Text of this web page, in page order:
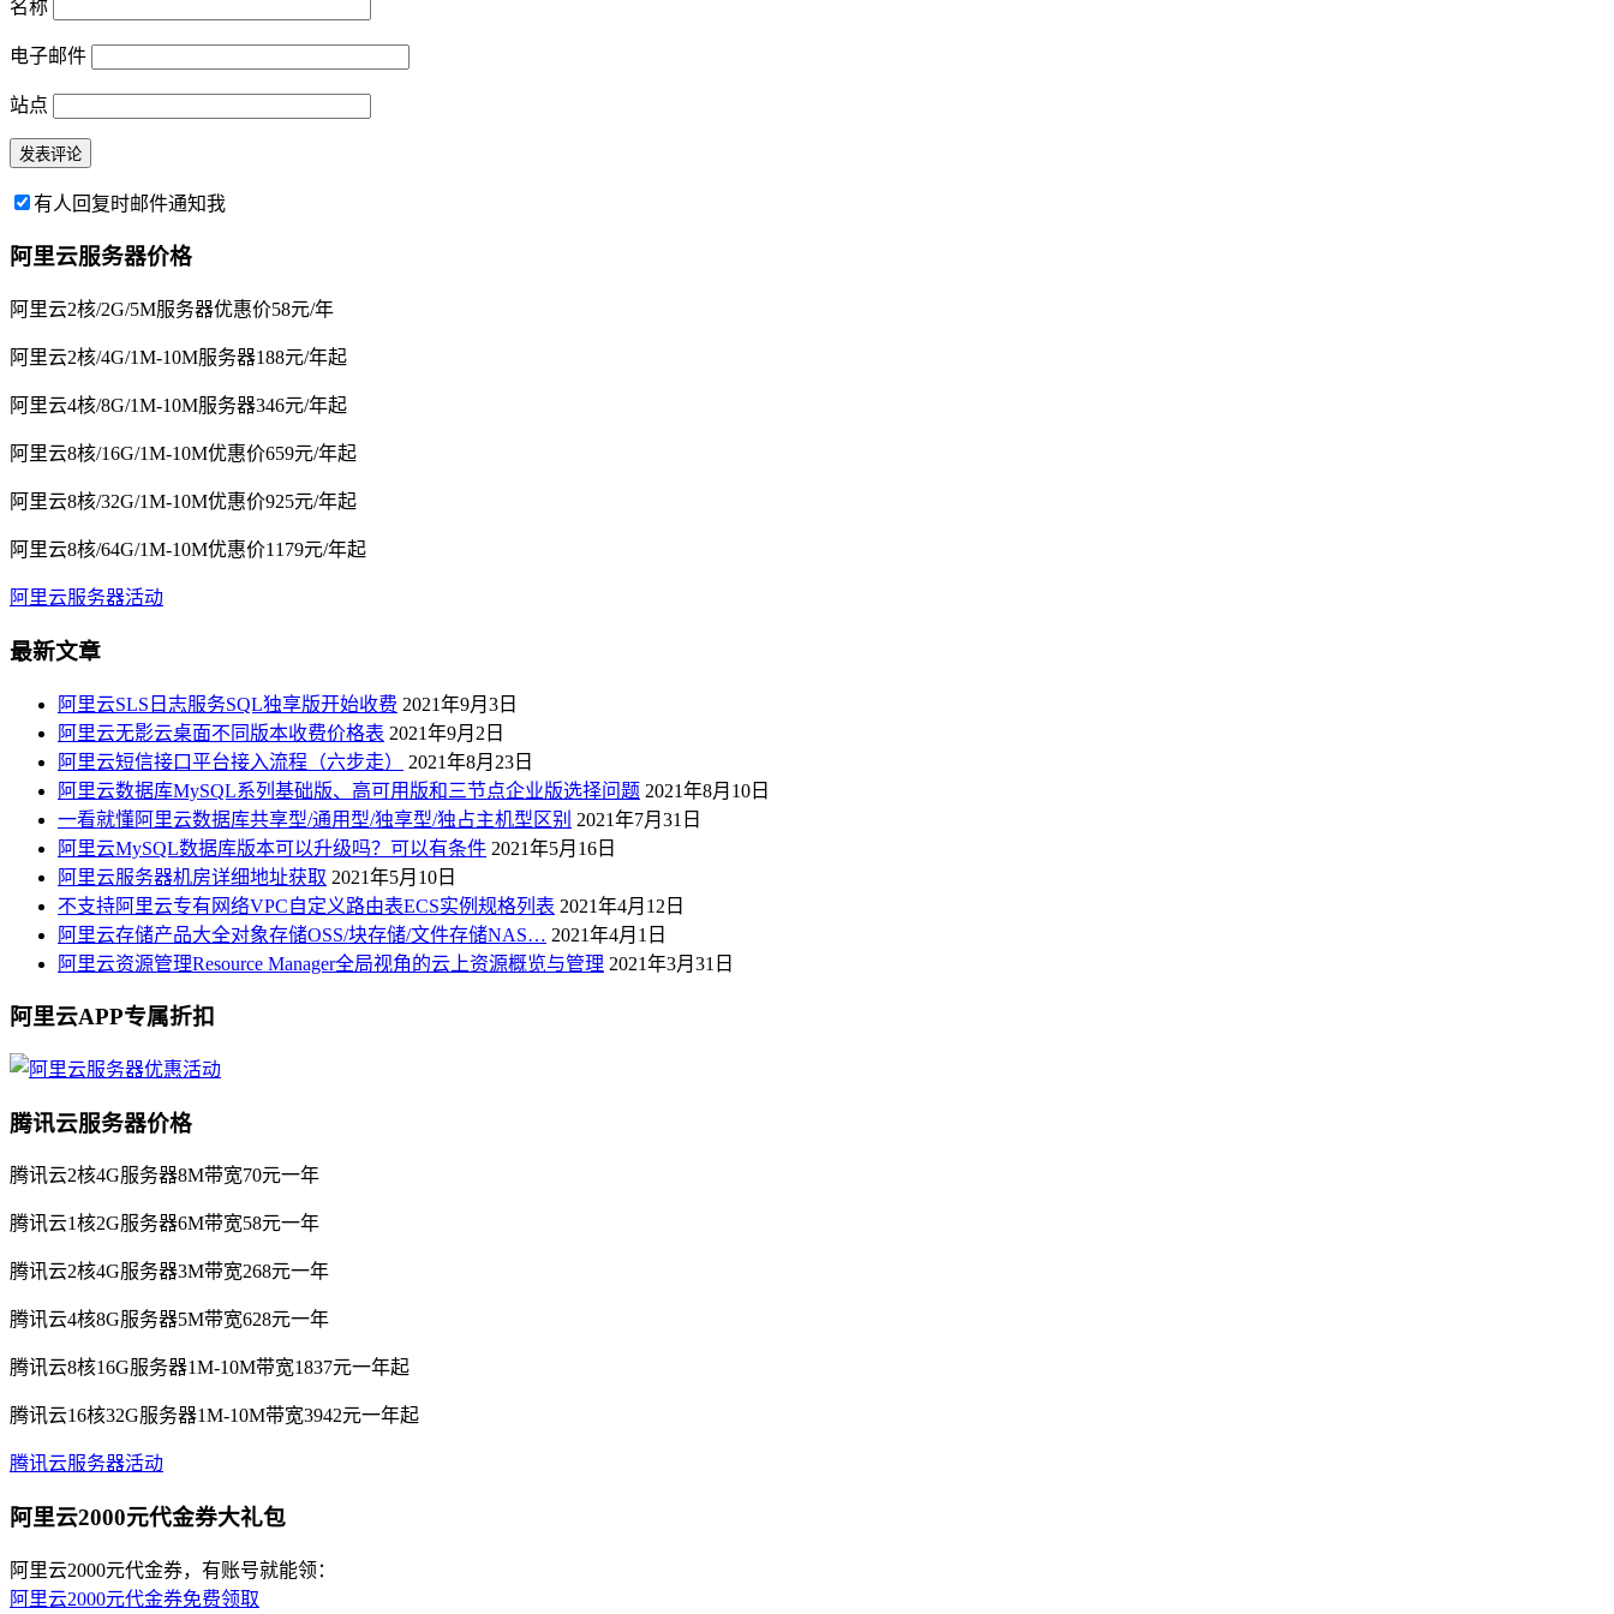
名称
电子邮件
站点
有人回复时邮件通知我
阿里云服务器价格
阿里云2核/2G/5M服务器优惠价58元/年
阿里云2核/4G/1M-10M服务器188元/年起
阿里云4核/8G/1M-10M服务器346元/年起
阿里云8核/16G/1M-10M优惠价659元/年起
阿里云8核/32G/1M-10M优惠价925元/年起
阿里云8核/64G/1M-10M优惠价1179元/年起
阿里云服务器活动
最新文章
阿里云SLS日志服务SQL独享版开始收费 2021年9月3日
阿里云无影云桌面不同版本收费价格表 2021年9月2日
阿里云短信接口平台接入流程（六步走）
2021年8月23日
阿里云数据库MySQL系列基础版、高可用版和三节点企业版选择问题 2021年8月10日
一看就懂阿里云数据库共享型/通用型/独享型/独占主机型区别 2021年7月31日
阿里云MySQL数据库版本可以升级吗？可以有条件 2021年5月16日
阿里云服务器机房详细地址获取 2021年5月10日
不支持阿里云专有网络VPC自定义路由表ECS实例规格列表 2021年4月12日
阿里云存储产品大全对象存储OSS/块存储/文件存储NAS… 2021年4月1日
阿里云资源管理Resource Manager全局视角的云上资源概览与管理 2021年3月31日
阿里云APP专属折扣
腾讯云服务器价格
腾讯云2核4G服务器8M带宽70元一年
腾讯云1核2G服务器6M带宽58元一年
腾讯云2核4G服务器3M带宽268元一年
腾讯云4核8G服务器5M带宽628元一年
腾讯云8核16G服务器1M-10M带宽1837元一年起
腾讯云16核32G服务器1M-10M带宽3942元一年起
腾讯云服务器活动
阿里云2000元代金券大礼包
阿里云2000元代金券，有账号就能领：
阿里云2000元代金券免费领取